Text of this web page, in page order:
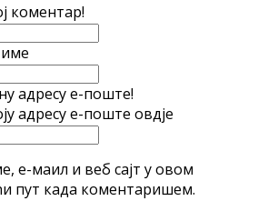
коментар!
име
адресу е-поште!
адресу е-поште овдје
е-маил и веб сајт у овом
пут када коментаришем.